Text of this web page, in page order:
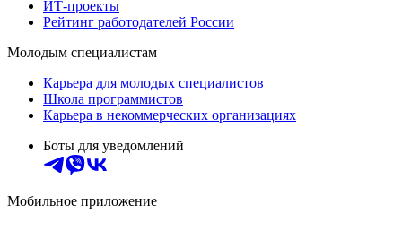
ИТ-проекты
Рейтинг работодателей России
Молодым специалистам
Карьера для молодых специалистов
Школа программистов
Карьера в некоммерческих организациях
Боты для уведомлений
Мобильное приложение